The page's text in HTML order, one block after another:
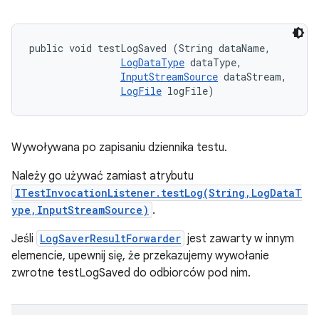
public void testLogSaved (String dataName,
LogDataType dataType,
InputStreamSource dataStream,
LogFile logFile)
Wywoływana po zapisaniu dziennika testu.
Należy go używać zamiast atrybutu
ITestInvocationListener.testLog(String,LogDataT
ype,InputStreamSource) .
Jeśli LogSaverResultForwarder jest zawarty w innym
elemencie, upewnij się, że przekazujemy wywołanie
zwrotne testLogSaved do odbiorców pod nim.